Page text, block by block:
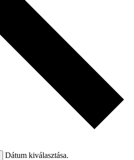
Dátum kiválasztása.